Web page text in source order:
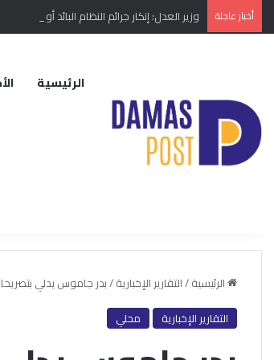
أخبار عاجلة وزير العدل: إنكار جرائم النظام البائد أو
الرئيسية
الرئيسية/التقارير الإخبارية/بدر جاموس يدلي
التقارير الإخبارية
محلي